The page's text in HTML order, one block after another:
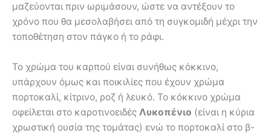
μαζεύονται πριν ωριμάσουν, ώστε να αντέξουν το
χρόνο που θα μεσολαβήσει από τη συγκομιδή μέχρι την
τοποθέτηση στον πάγκο ή το ράφι.
Το χρώμα του καρπού είναι συνήθως κόκκινο,
υπάρχουν όμως και ποικιλίες που έχουν χρώμα
πορτοκαλί, κίτρινο, ροζ ή λευκό. Το κόκκινο χρώμα
οφείλεται στο καροτινοειδές Λυκοπένιο (είναι η κύρια
χρωστική ουσία της τομάτας) ενώ το πορτοκαλί στο β-